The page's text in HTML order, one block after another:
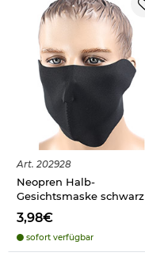
Art. 202928
Neopren Halb-
Gesichtsmaske schwarz
3,98€
sofort verfügbar